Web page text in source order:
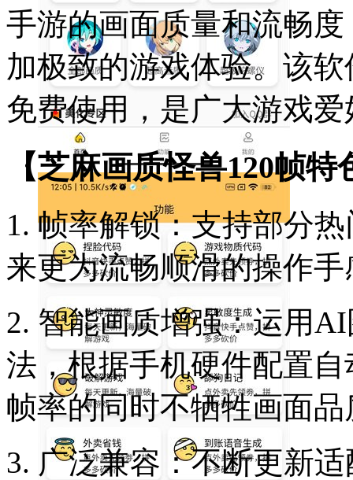
手游的画面质量和流畅
加极致的游戏体验。该
免费使用，是广大游戏
【芝麻画质怪兽120帧特
1. 帧率解锁：支持部分
来更为流畅顺滑的操作
2. 智能画质增强：运用
法，根据手机硬件配置
帧率的同时不牺牲画面品
3. 广泛兼容：不断更新